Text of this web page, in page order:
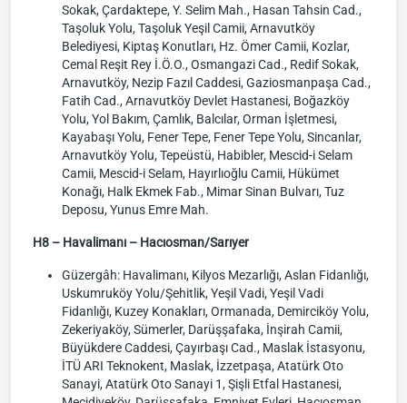
Sokak, Çardaktepe, Y. Selim Mah., Hasan Tahsin Cad.,
Taşoluk Yolu, Taşoluk Yeşil Camii, Arnavutköy
Belediyesi, Kiptaş Konutları, Hz. Ömer Camii, Kozlar,
Cemal Reşit Rey İ.Ö.O., Osmangazi Cad., Redif Sokak,
Arnavutköy, Nezip Fazıl Caddesi, Gaziosmanpaşa Cad.,
Fatih Cad., Arnavutköy Devlet Hastanesi, Boğazköy
Yolu, Yol Bakım, Çamlık, Balcılar, Orman İşletmesi,
Kayabaşı Yolu, Fener Tepe, Fener Tepe Yolu, Sincanlar,
Arnavutköy Yolu, Tepeüstü, Habibler, Mescid-i Selam
Camii, Mescid-i Selam, Hayırlıoğlu Camii, Hükümet
Konağı, Halk Ekmek Fab., Mimar Sinan Bulvarı, Tuz
Deposu, Yunus Emre Mah.
H8 – Havalimanı – Hacıosman/Sarıyer
Güzergâh: Havalimanı, Kilyos Mezarlığı, Aslan Fidanlığı,
Uskumruköy Yolu/Şehitlik, Yeşil Vadi, Yeşil Vadi
Fidanlığı, Kuzey Konakları, Ormanada, Demirciköy Yolu,
Zekeriyaköy, Sümerler, Darüşşafaka, İnşirah Camii,
Büyükdere Caddesi, Çayırbaşı Cad., Maslak İstasyonu,
İTÜ ARI Teknokent, Maslak, İzzetpaşa, Atatürk Oto
Sanayi, Atatürk Oto Sanayi 1, Şişli Etfal Hastanesi,